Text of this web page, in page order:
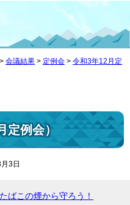
> 会議結果 > 定例会 > 令和3年12月定
定例会）
3日
この煙から守ろう！